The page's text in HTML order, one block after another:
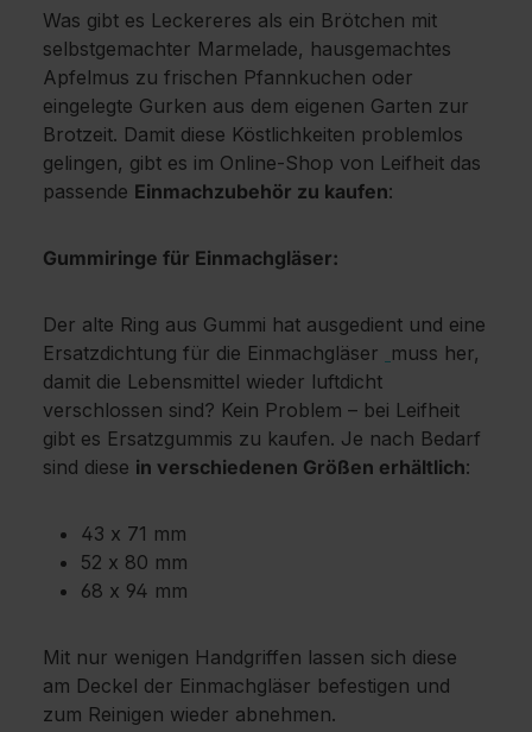
Was gibt es Leckereres als ein Brötchen mit
selbstgemachter Marmelade, hausgemachtes
Apfelmus zu frischen Pfannkuchen oder
eingelegte Gurken aus dem eigenen Garten zur
Brotzeit. Damit diese Köstlichkeiten problemlos
gelingen, gibt es im Online-Shop von Leifheit das
passende Einmachzubehör zu kaufen:
Gummiringe für Einmachgläser:
Der alte Ring aus Gummi hat ausgedient und eine
Ersatzdichtung für die Einmachgläser
muss her,
damit die Lebensmittel wieder luftdicht
verschlossen sind? Kein Problem – bei Leifheit
gibt es Ersatzgummis zu kaufen. Je nach Bedarf
sind diese in verschiedenen Größen erhältlich:
43 x 71 mm
52 x 80 mm
68 x 94 mm
Mit nur wenigen Handgriffen lassen sich diese
am Deckel der Einmachgläser befestigen und
zum Reinigen wieder abnehmen.